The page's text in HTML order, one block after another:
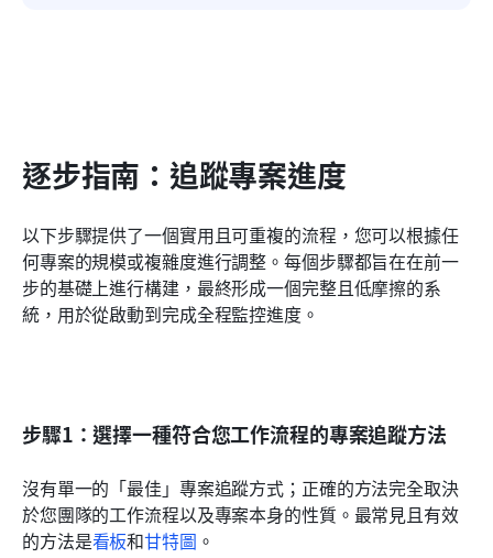
逐步指南：追蹤專案進度
以下步驟提供了一個實用且可重複的流程，您可以根據任
何專案的規模或複雜度進行調整。每個步驟都旨在在前一
步的基礎上進行構建，最終形成一個完整且低摩擦的系
統，用於從啟動到完成全程監控進度。
步驟1：選擇一種符合您工作流程的專案追蹤方法
沒有單一的「最佳」專案追蹤方式；正確的方法完全取決
於您團隊的工作流程以及專案本身的性質。最常見且有效
的方法是看板和甘特圖 。